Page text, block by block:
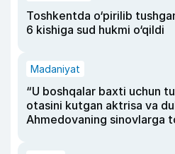
Toshkentda o‘pirilib
6 kishiga sud hukmi o‘qildi
Madaniyat
“U boshqalar baxti uchun
otasini kutgan aktrisa va
Ahmedovaning sinovlarga